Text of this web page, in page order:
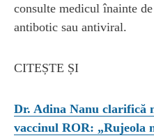
consulte medicul înainte
antibotic sau antiviral.
CITEȘTE ȘI
Dr. Adina Nanu clarifică
vaccinul ROR: „Rujeola